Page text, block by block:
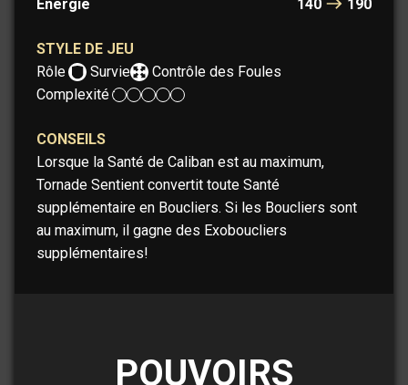
Énergie
140 190
STYLE DE JEU
Rôle :
Survie
Contrôle des Foules
Complexité :
CONSEILS
Lorsque la Santé de Caliban est au maximum,
Tornade Sentient convertit toute Santé
supplémentaire en Boucliers. Si les Boucliers sont
au maximum, il gagne des Exoboucliers
supplémentaires!
POUVOIRS